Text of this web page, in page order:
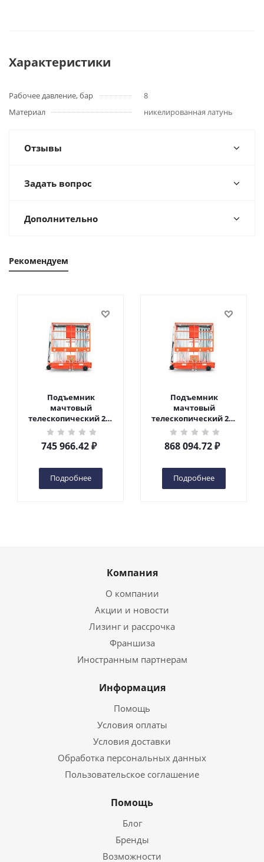
Характеристики
Рабочее давление, бар
8
Материал
никелированная латунь
Отзывы
Задать вопрос
Дополнительно
Рекомендуем
Подъемник
мачтовый
телескопический 200
кг 10 м TOR GTWY10-
200S DC 2-мачтовый
(автономный) (N) в
745 966.42₽
Подробнее
Подъемник
мачтовый
телескопический 200
кг 12 м TOR GTWY12-
200S DC 2-мачтовый
(автономный) (N) в
868 094.72₽
Подробнее
Компания
О компании
Акции и новости
Лизинг и рассрочка
Франшиза
Иностранным партнерам
Информация
Помощь
Условия оплаты
Условия доставки
Обработка персональных данных
Пользовательское соглашение
Помощь
Блог
Бренды
Возможности